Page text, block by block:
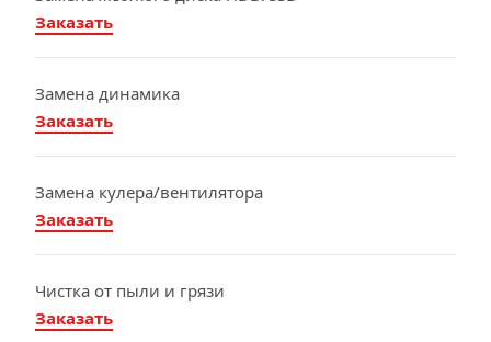
Заказать
Замена динамика
Заказать
Замена кулера/вентилятора
Заказать
Чистка от пыли и грязи
Заказать